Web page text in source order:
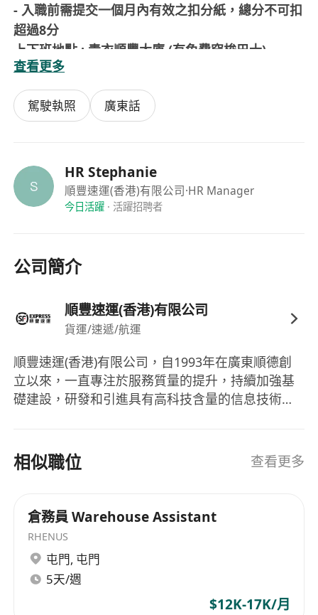
- 入職前需提交一個月內有效之扣分紙，總分不可扣
超過8分
上下班地點 : 青衣順豐大廈 (有免費穿梭巴士)
工作時間 : 07:15 - 18:15 (11小時) (6天工作、輪休)
歡迎親臨以下地點面試，無需預約:
順豐大廈招聘日
地點: 青衣航運路36號亞洲物流中心順豐大廈10樓
(出電梯左邊玻璃門，使用訪客專用電話致電內線號
碼6855聯絡招聘部同事)
(上車位置:
******** 巴士時間表:
****************************************
如申請司機崗位，請於星期一至五09:45或13:45親
臨青衣順豐大廈面試 (公眾假期除外)
惡劣天氣下之安排:
該時段將暫停開放面試
查看更多
駕駛執照 廣東話
HR Stephanie
順豐速運(香港)有限公司·HR Manager
今日活躍· 活躍招聘者
公司簡介
順豐速運(香港)有限公司
貨運/速遞/航運
順豐速運(香港)有限公司，自1993年在廣東順德創
立以來，一直專注於服務質量的提升，持續加強基
礎建設，研發和引進具有高科技含量的信息技術與
速運業務機構及服務網絡。在強化速運業務的基礎
上，順豐堅持以客戶需求為核心，積極拓展多元化
類型客戶開發出一站式供應鏈解決方案，提供支
付，融資，理財，報價等綜合性的金融服務。順豐
式供應鏈解決方案，以及綜合性的金融服務，為客
戶提供全方位的專業服務支持。 SF Express (Hong
Kong) Limited, established in Shunde,
相似職位 查看更多
倉務員 Warehouse Assistant
RHENUS
屯門, 屯門
5天/週
$12K-17K/月